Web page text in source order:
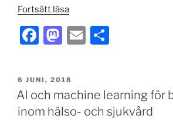
Fortsätt läsa”Video:
om
F
c
e
b
M
st
o
d
E
l
e
PUBLICERAT
6 JUNI, 2018
AI och machine learning för
inom hälso- och sjukvård